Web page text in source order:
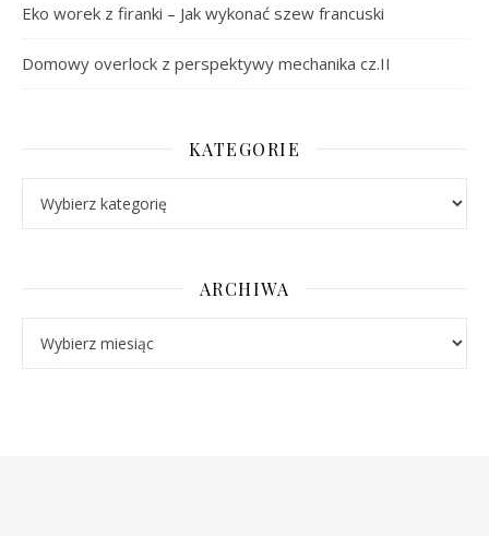
Eko worek z firanki – Jak wykonać szew francuski
Domowy overlock z perspektywy mechanika cz.II
KATEGORIE
ARCHIWA